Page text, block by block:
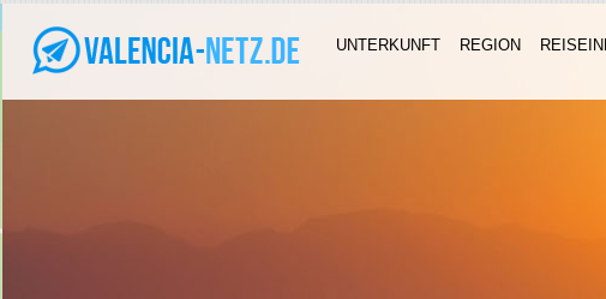
UNTERKUNFT REGION